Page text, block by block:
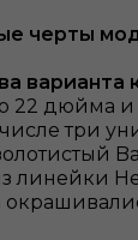
черты
варианта
22 дюйма и
три
линейки